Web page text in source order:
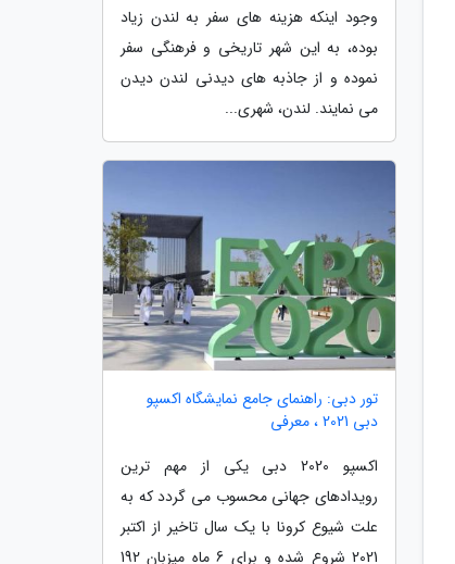
وجود اینکه هزینه های سفر به لندن زیاد
بوده، به این شهر تاریخی و فرهنگی سفر
نموده و از جاذبه های دیدنی لندن دیدن
می نمایند. لندن، شهری...
تور دبی: راهنمای جامع نمایشگاه اکسپو
دبی 2021 ، معرفی
اکسپو 2020 دبی یکی از مهم ترین
رویدادهای جهانی محسوب می گردد که به
علت شیوع کرونا با یک سال تاخیر از اکتبر
2021 شروع شده و برای 6 ماه میزبان 192